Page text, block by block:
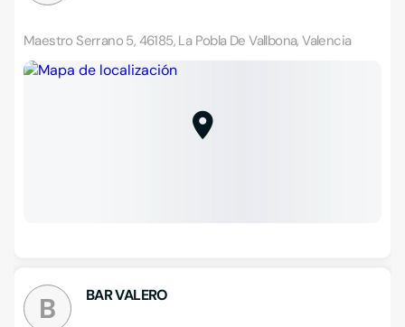
Maestro Serrano 5, 46185, La Pobla De Vallbona, Valencia
B BAR VALERO